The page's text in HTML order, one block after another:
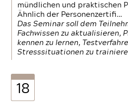
mündlichen und praktischen
Ähnlich der Personenzertifi…
Das Seminar soll dem
Fachwissen zu aktualisieren,
kennen zu lernen,
Stresssituationen zu
18